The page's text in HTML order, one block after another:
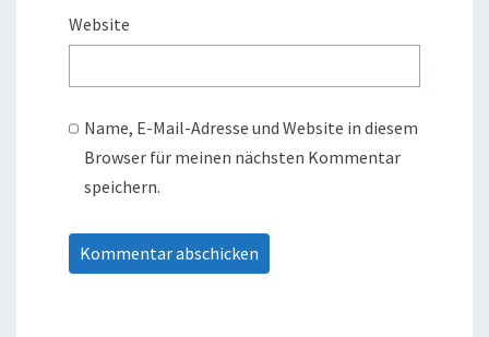
Website
Name, E-Mail-Adresse und Website in diesem
Browser für meinen nächsten Kommentar
speichern.